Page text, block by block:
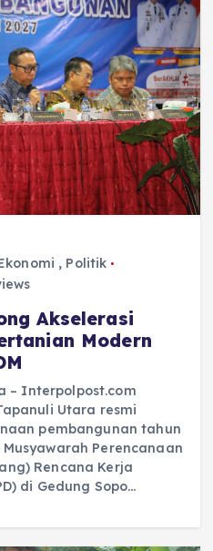
, Politik
Akselerasi
Modern
– Interpolpost.com
Utara resmi
pembangunan tahun
Perencanaan
Rencana Kerja
di Gedung Sopo…